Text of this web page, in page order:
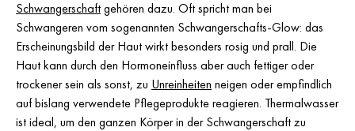
Schwangerschaftgehören dazu. Oft spricht man bei
Schwangeren vom sogenannten Schwangerschafts-Glow: das
Erscheinungsbild der Haut wirkt besonders rosig und prall. Die
Haut kann durch den Hormoneinfluss aber auch fettiger oder
trockener sein als sonst, zu Unreinheiten neigen oder empfindlich
auf bislang verwendete Pflegeprodukte reagieren. Thermalwasser
ist ideal, um den ganzen Körper in der Schwangerschaft zu